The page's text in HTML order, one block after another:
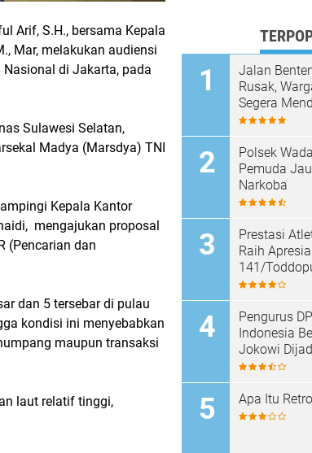
Arif, S.H., bersama Kepala
Mar, melakukan audiensi
Nasional di Jakarta, pada
Sulawesi Selatan,
Madya (Marsdya) TNI
Kepala Kantor
mengajukan proposal
(Pencarian dan
dan 5 tersebar di pulau
kondisi ini menyebabkan
maupun transaksi
laut relatif tinggi,
Jalan
Rusak,
Segera
Polsek
Pemuda
Narkoba
Prestasi
Raih
141/
Pengurus
Indonesia
Jokowi
Apa Itu